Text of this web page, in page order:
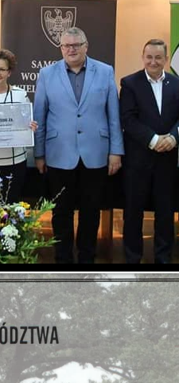
funkcjonowania strony
korzystanie z oferowanych przez
przez Ciebie działania w celu
prywatności, logowania
strona, z której korzystasz,
internetowej zapamiętanie
personalizację określonych
Ci większy komfort
poprzez dopasowanie jej do
zgody na funkcjonalne i
dostępność większej ilości
rozwijać się i dostosowywać do